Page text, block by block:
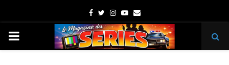
Facebook
TwitterInstagram
Youtube
Email
PRIMARY